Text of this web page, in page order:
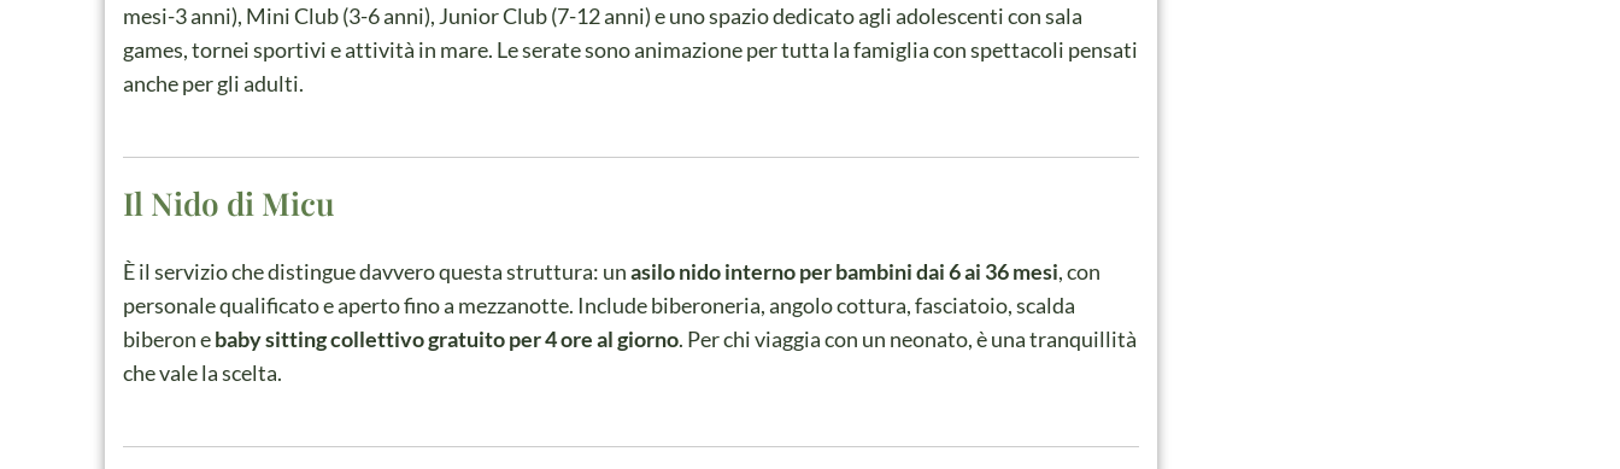
mesi-3 anni), Mini Club (3-6 anni), Junior Club (7-12 anni) e uno spazio dedicato agli adolescenti con sala
games, tornei sportivi e attività in mare. Le serate sono animazione per tutta la famiglia con spettacoli pensati
anche per gli adulti.
Il Nido di Micu
È il servizio che distingue davvero questa struttura: unasilo nido interno per bambini dai 6 ai 36 mesi, con
personale qualificato e aperto fino a mezzanotte. Include biberoneria, angolo cottura, fasciatoio, scalda
biberon ebaby sitting collettivo gratuito per 4 ore al giorno. Per chi viaggia con un neonato, è una tranquillità
che vale la scelta.